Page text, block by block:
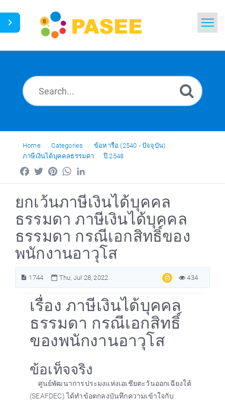
News
Ask a Question
Home Categories
ข้อหารือ (2540 - ปัจจุบัน)
ภาษีเงินได้บุคคลธรรมดา
ปี 2548
FacebookTwitterPinterestWhatsApp
ยกเว้นภาษีเงินได้บุคคล
ธรรมดา ภาษีเงินได้บุคคล
ธรรมดา กรณีเอกสิทธิ์ของ
พนักงานอาวุโส
1744 Thu, Jul 28, 2022 434
เรื่อง ภาษีเงินได้บุคคล
ธรรมดา กรณีเอกสิทธิ์
ของพนักงานอาวุโส
ข้อเท็จจริง
ศูนย์พัฒนาการประมงแห่งเอเชียตะวันออกเฉียงใต้
(SEAFDEC) ได้ทำข้อตกลงบันทึกความเข้าใจกับ